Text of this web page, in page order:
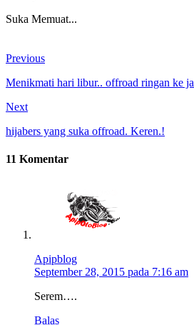
Suka Memuat...
Previous
Menikmati hari libur.. offroad ringan ke
Next
hijabers yang suka offroad. Keren.!
11 Komentar
Apipblog
September 28, 2015 pada 7:16 am
Serem….
Balas